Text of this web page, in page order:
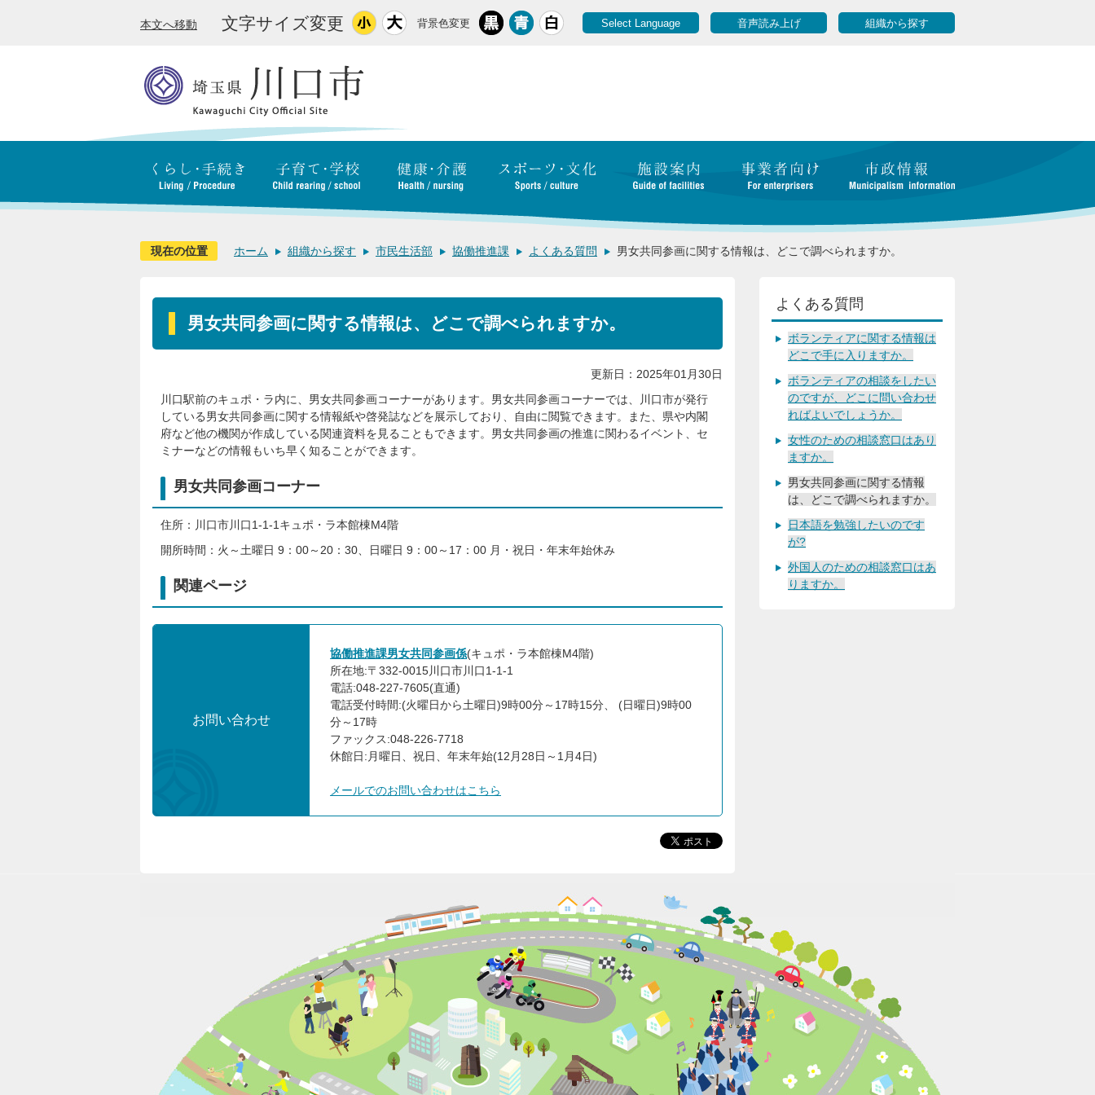
本文へ移動 文字サイズ変更 背景色変更 Select Language 音声読み上げ 組織から探す
現在の位置 ホーム 組織から探す 市民生活部 協働推進課 よくある質問 男女共同参画に関する情報は、どこで調べられますか。
男女共同参画に関する情報は、どこで調べられますか。
更新日：2025年01月30日
川口駅前のキュポ・ラ内に、男女共同参画コーナーがあります。男女共同参画コーナーでは、川口市が発行
している男女共同参画に関する情報紙や啓発誌などを展示しており、自由に閲覧できます。また、県や内閣
府など他の機関が作成している関連資料を見ることもできます。男女共同参画の推進に関わるイベント、セ
ミナーなどの情報もいち早く知ることができます。
男女共同参画コーナー
住所：川口市川口1-1-1キュポ・ラ本館棟M4階
開所時間：火～土曜日 9：00～20：30、日曜日 9：00～17：00 月・祝日・年末年始休み
関連ページ
お問い合わせ
協働推進課男女共同参画係(キュポ・ラ本館棟M4階)
所在地:〒332-0015川口市川口1-1-1
電話:048-227-7605(直通)
電話受付時間:(火曜日から土曜日)9時00分～17時15分、 (日曜日)9時00
分～17時
ファックス:048-226-7718
休館日:月曜日、祝日、年末年始(12月28日～1月4日)
メールでのお問い合わせはこちら
よくある質問
ボランティアに関する情報は
どこで手に入りますか。
ボランティアの相談をしたい
のですが、どこに問い合わせ
ればよいでしょうか。
女性のための相談窓口はあり
ますか。
男女共同参画に関する情報
は、どこで調べられますか。
日本語を勉強したいのです
が?
外国人のための相談窓口はあ
りますか。